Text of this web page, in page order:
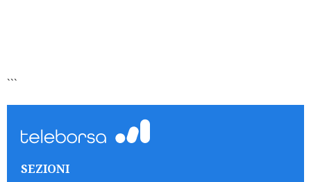
```
SEZIONI